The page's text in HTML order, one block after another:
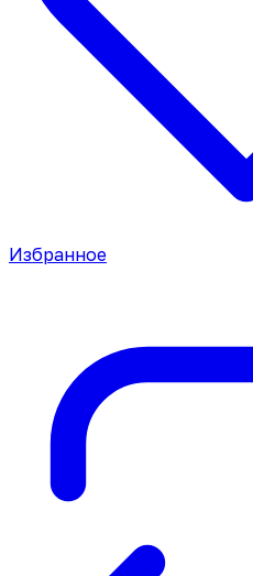
Избранное